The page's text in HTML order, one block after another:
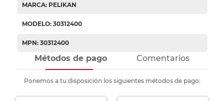
MARCA: PELIKAN
MODELO: 30312400
MPN: 30312400
Métodos de pago Comentarios
Ponemos a tu disposición los siguientes métodos de pago: